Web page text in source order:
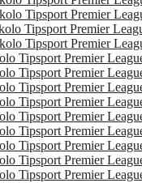
Tipsport Premier
Tipsport Premier
Tipsport Premier
Tipsport Premier
Tipsport Premier
Tipsport Premier
Tipsport Premier
Tipsport Premier
Tipsport Premier
Tipsport Premier
Tipsport Premier
Tipsport Premier